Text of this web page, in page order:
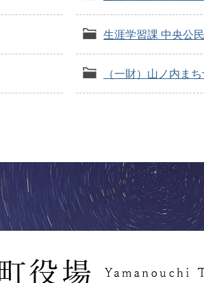
生涯学習課 中央公
（一財）山ノ内ま